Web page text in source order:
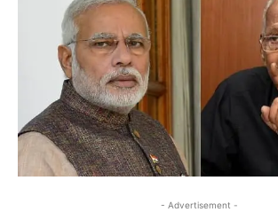
- Advertisement -